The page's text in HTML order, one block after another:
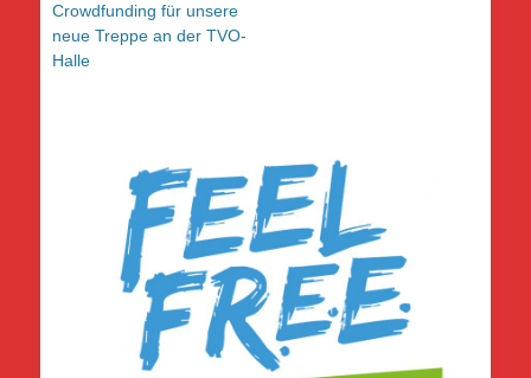
Crowdfunding für unsere
neue Treppe an der TVO-
Halle